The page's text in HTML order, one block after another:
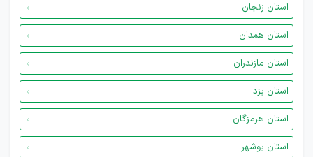
استان زنجان
استان همدان
استان مازندران
استان یزد
استان هرمزگان
استان بوشهر